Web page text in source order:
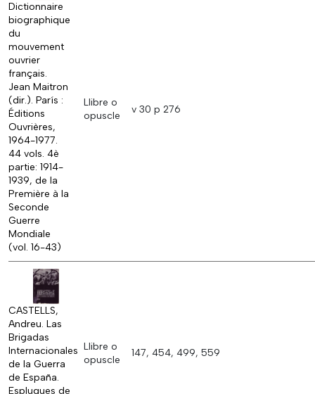
Dictionnaire
biographique
du
mouvement
ouvrier
français.
Jean Maitron
(dir.). París :
Éditions
Ouvrières,
1964-1977.
44 vols. 4è
partie: 1914-
1939, de la
Première à la
Seconde
Guerre
Mondiale
(vol. 16-43)
Llibre o
opuscle
v 30 p 276
CASTELLS,
Andreu. Las
Brigadas
Internacionales
de la Guerra
de España.
Esplugues de
Llibre o
opuscle
147, 454, 499, 559